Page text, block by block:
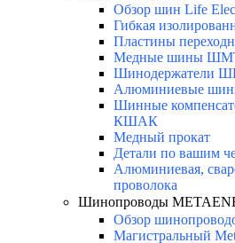
Обзор шин Life
Гибкая
Пластины
Медные шины
Шинодержатели
Алюминиевые
Шинные
КШАК
Медный прокат
Детали по вашим
Алюминиевая,
проволока
Шинопроводы
Обзор
Магистральный